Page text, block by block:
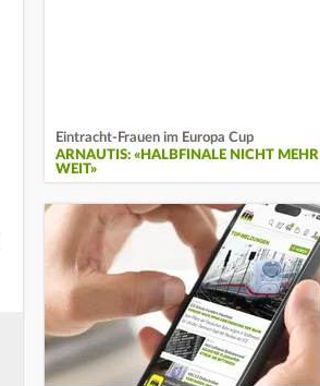
Eintracht-Frauen im Europa Cup
ARNAUTIS: «HALBFINALE NICHT MEHR
WEIT»